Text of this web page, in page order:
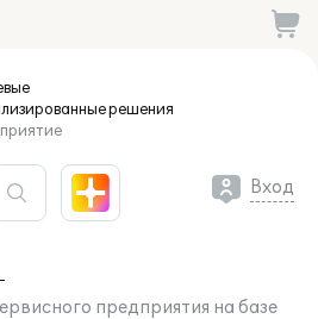
решения
Вход
предприятия на базе